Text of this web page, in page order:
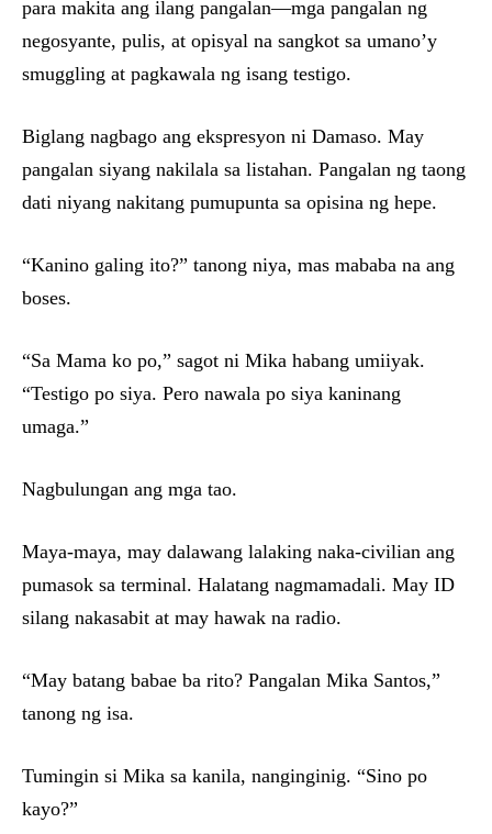
para makita ang ilang pangalan—mga pangalan ng
negosyante, pulis, at opisyal na sangkot sa umano’y
smuggling at pagkawala ng isang testigo.
Biglang nagbago ang ekspresyon ni Damaso. May
pangalan siyang nakilala sa listahan. Pangalan ng taong
dati niyang nakitang pumupunta sa opisina ng hepe.
“Kanino galing ito?” tanong niya, mas mababa na ang
boses.
“Sa Mama ko po,” sagot ni Mika habang umiiyak.
“Testigo po siya. Pero nawala po siya kaninang
umaga.”
Nagbulungan ang mga tao.
Maya-maya, may dalawang lalaking naka-civilian ang
pumasok sa terminal. Halatang nagmamadali. May ID
silang nakasabit at may hawak na radio.
“May batang babae ba rito? Pangalan Mika Santos,”
tanong ng isa.
Tumingin si Mika sa kanila, nanginginig. “Sino po
kayo?”